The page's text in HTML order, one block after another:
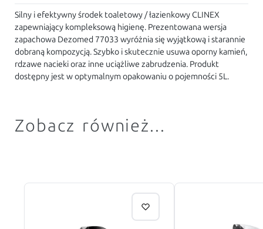
Silny i efektywny środek toaletowy / łazienkowy CLINEX
zapewniający kompleksową higienę. Prezentowana wersja
zapachowa Dezomed 77033 wyróżnia się wyjątkową i starannie
dobraną kompozycją. Szybko i skutecznie usuwa oporny kamień,
rdzawe nacieki oraz inne uciążliwe zabrudzenia. Produkt
dostępny jest w optymalnym opakowaniu o pojemności 5L.
Zobacz również...